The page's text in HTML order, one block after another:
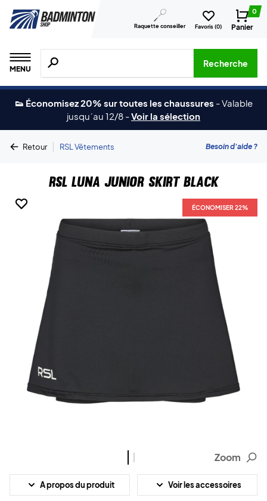
Raquette conseiller Favoris (0)
0
Panier
MENU
Recherche de produits, de marques, etc.
Recherche
👟 Économisez 20% sur toutes les chaussures -Valable
jusqu´au 12/8 -Voir la sélection
Retour | RSL Vêtements Besoin d'aide ?
RSL Luna Junior Skirt Black
ÉCONOMISER 22%
ÉCONOMISER 22%
Zoom
A propos du produit Voir les accessoires